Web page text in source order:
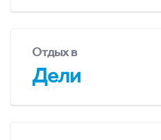
Отдых в
Дели